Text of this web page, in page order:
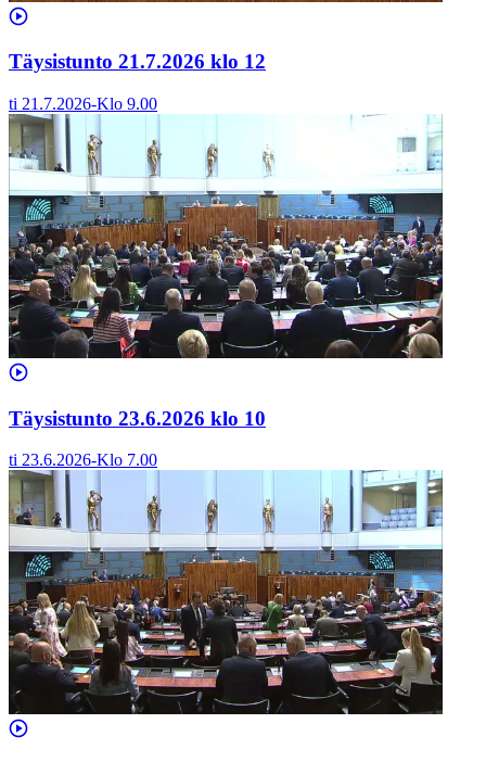
Täysistunto 21.7.2026 klo 12
ti 21.7.2026-Klo 9.00
Täysistunto 23.6.2026 klo 10
ti 23.6.2026-Klo 7.00